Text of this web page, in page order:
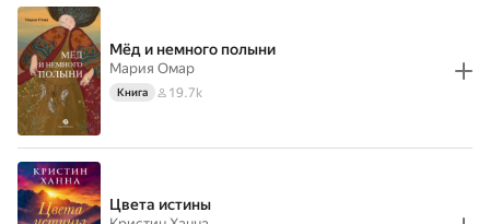
Мёд и немного полыни
Мария Омар
Книга 19.7k
Цвета истины